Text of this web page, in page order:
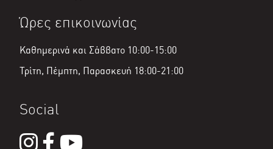
Ώρες επικοινωνίας
Καθημερινά και Σάββατο 10:00-15:00
Τρίτη, Πέμπτη, Παρασκευή 18:00-21:00
Social